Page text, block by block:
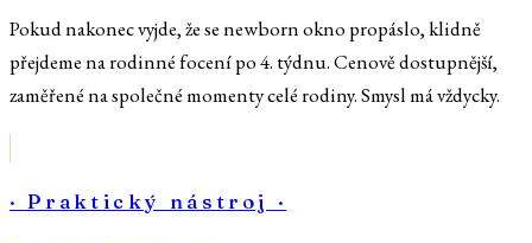
Pokud nakonec vyjde, že se newborn okno propáslo, klidně
přejdeme na rodinné focení po 4. týdnu. Cenově dostupnější,
zaměřené na společné momenty celé rodiny. Smysl má vždycky.
· Praktický nástroj ·